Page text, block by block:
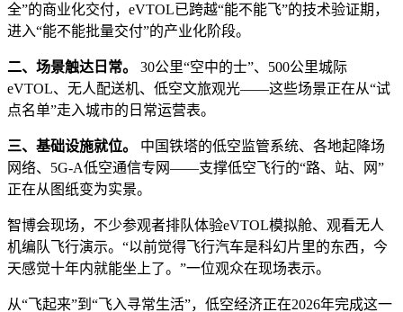
全”的商业化交付，eVTOL已跨越“能不能飞”的技术验证期，
进入“能不能批量交付”的产业化阶段。
二、场景触达日常。
30公里“空中的士”、500公里城际
eVTOL、无人配送机、低空文旅观光——这些场景正在从“试
点名单”走入城市的日常运营表。
三、基础设施就位。
中国铁塔的低空监管系统、各地起降场
网络、5G-A低空通信专网——支撑低空飞行的“路、站、网”
正在从图纸变为实景。
智博会现场，不少参观者排队体验eVTOL模拟舱、观看无人
机编队飞行演示。“以前觉得飞行汽车是科幻片里的东西，今
天感觉十年内就能坐上了。”一位观众在现场表示。
从“飞起来”到“飞入寻常生活”，低空经济正在2026年完成这一